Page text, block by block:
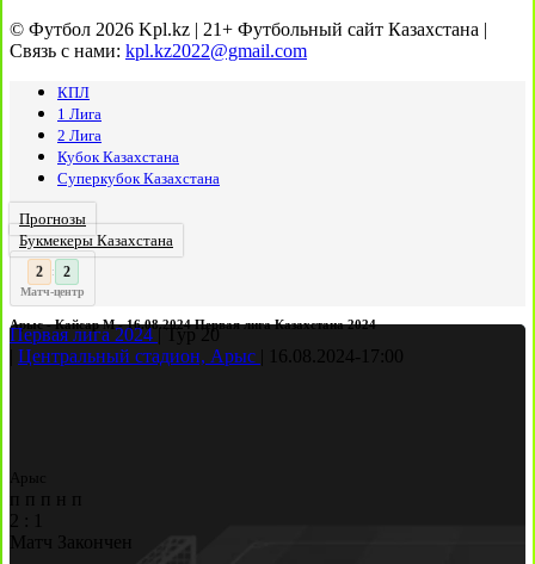
© Футбол 2026 Kpl.kz | 21+ Футбольный сайт Казахстана |
Связь с нами: kpl.kz2022@gmail.com
КПЛ
1 Лига
2 Лига
Кубок Казахстана
Суперкубок Казахстана
Прогнозы
Букмекеры Казахстана
3 : 2
Матч-центр
Арыс - Кайсар М - 16.08.2024 Первая лига Казахстана 2024
Первая лига 2024| Тур 20
Центральный стадион, Арыс 16.08.2024- 17:00
Арыс
п п п н
п
2
1
Матч Закончен